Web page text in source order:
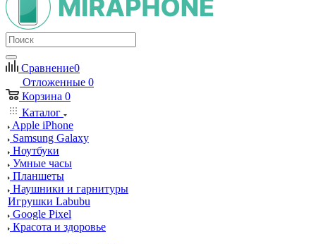
Сравнение0
Отложенные 0
Корзина 0
Каталог
Apple iPhone
Samsung Galaxy
Ноутбуки
Умные часы
Планшеты
Наушники и гарнитуры
Игрушки Labubu
Google Pixel
Красота и здоровье